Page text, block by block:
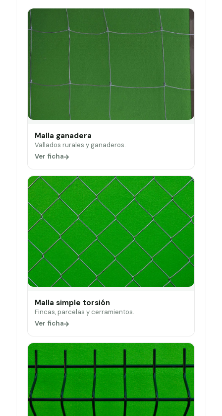
Malla ganadera
Vallados rurales y ganaderos.
Ver ficha
Malla simple torsión
Fincas, parcelas y cerramientos.
Ver ficha